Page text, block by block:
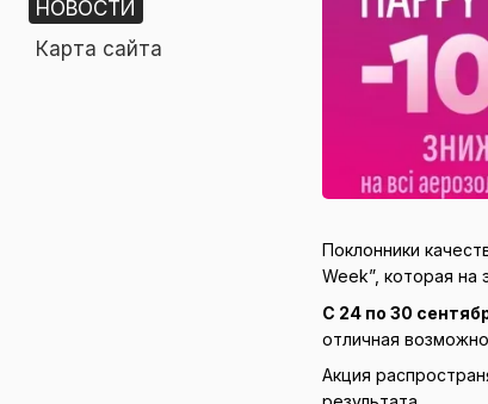
Поклонники
Week”, которая на
С 24 по 30
отличная
Акция
НОВОСТИ
Карта сайта